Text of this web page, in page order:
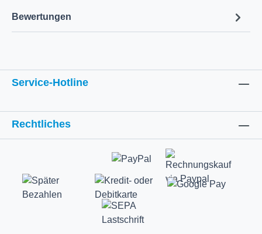
Bewertungen
Service-Hotline
Rechtliches